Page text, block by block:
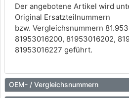
Der angebotene Artikel wird
Original Ersatzteilnummern
bzw. Vergleichsnummern
81953016200, 81953016202,
81953016227 geführt.
OEM- / Vergleichsnummern